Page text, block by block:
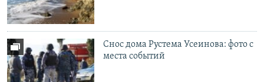
Снос дома Рустема Усеинова: фото с
места событий